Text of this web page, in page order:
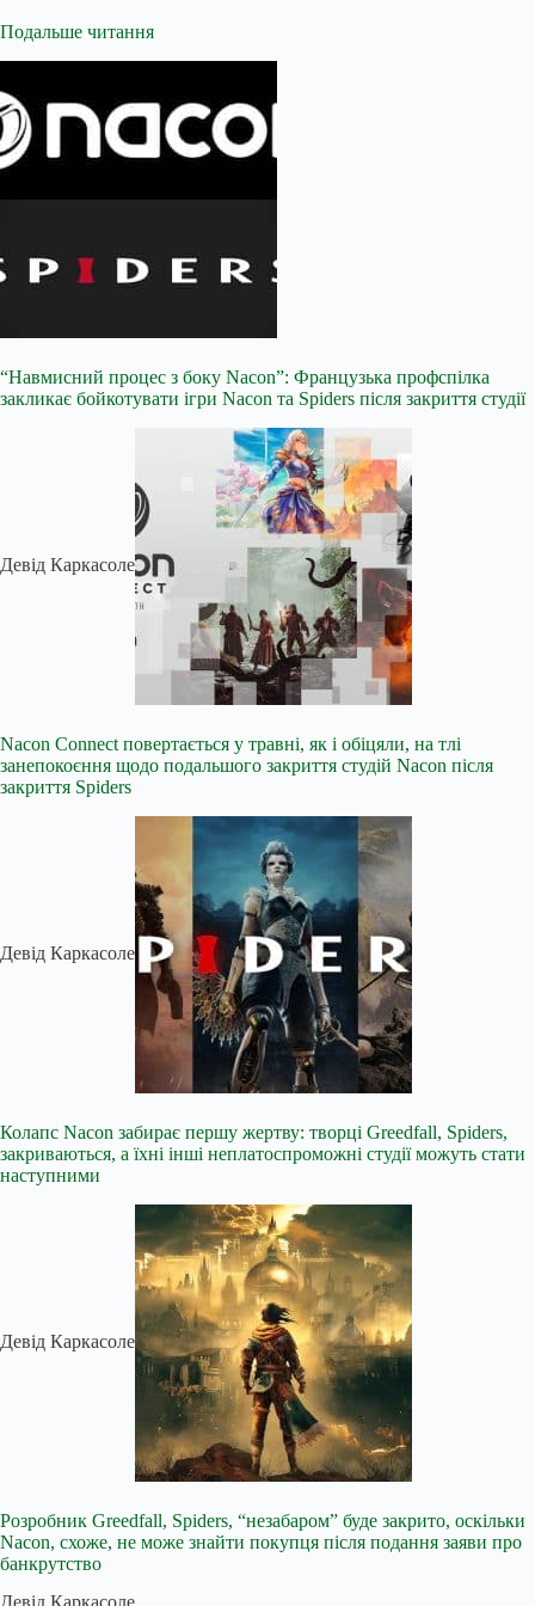
Подальше читання
“Навмисний процес з боку Nacon”: Французька профспілка
закликає бойкотувати ігри Nacon та Spiders після закриття студії
Девід Каркасоле
Nacon Connect повертається у травні, як і обіцяли, на тлі
занепокоєння щодо подальшого закриття студій Nacon після
закриття Spiders
Девід Каркасоле
Колапс Nacon забирає першу жертву: творці Greedfall, Spiders,
закриваються, а їхні інші неплатоспроможні студії можуть стати
наступними
Девід Каркасоле
Розробник Greedfall, Spiders, “незабаром” буде закрито, оскільки
Nacon, схоже, не може знайти покупця після подання заяви про
банкрутство